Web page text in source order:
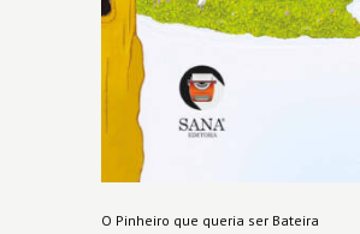
O Pinheiro que queria ser Bateira